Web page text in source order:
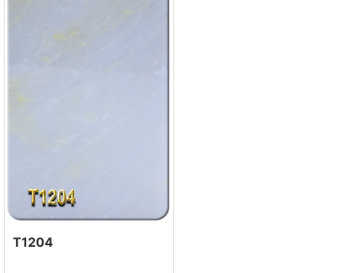
T1204